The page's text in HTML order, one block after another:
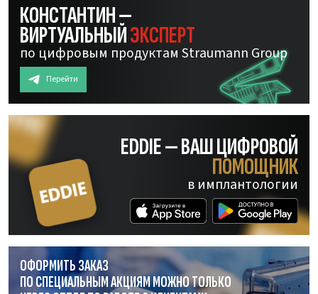
КОНСТАНТИН —
ВИРТУАЛЬНЫЙЭКСПЕРТ
по цифровым продуктам Straumann Group
Перейти
EDDIE — ВАШ ЦИФРОВОЙ
ПОМОЩНИК
в имплантологии
ОФОРМИТЬ ЗАКАЗ
ПО СПЕЦИАЛЬНЫМ АКЦИЯМ МОЖНО ТОЛЬКО